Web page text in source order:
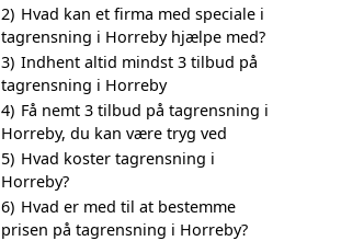
2) Hvad kan et firma med speciale i
tagrensning i Horreby hjælpe med?
3) Indhent altid mindst 3 tilbud på
tagrensning i Horreby
4) Få nemt 3 tilbud på tagrensning i
Horreby, du kan være tryg ved
5) Hvad koster tagrensning i
Horreby?
6) Hvad er med til at bestemme
prisen på tagrensning i Horreby?